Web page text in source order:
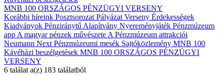
MNB 100 ORSZÁGOS PÉNZÜGYI VERSENY
Korábbi híreink Posztsorozat Pályázat Verseny Érdekességek
Kiadványok Pénziránytű Alapítvány Nyereményjáték Pénzmúzeum
app A magyar pénzek művészete A Pénzmúzeum attrakciói
Neumann Next Pénzmúzeumi mesék Sajtóközlemény MNB 100
Kávéházi beszélgetések MNB 100 ORSZÁGOS PÉNZÜGYI
VERSENY
6 találat a(z) 183 találatból